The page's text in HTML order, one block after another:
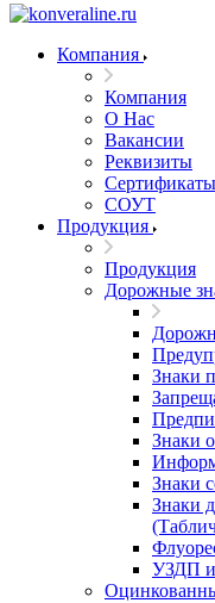
Компания
Компания
О Нас
Вакансии
Реквизиты
Сертификаты
СОУТ
Продукция
Продукция
Дорожные
Знаки
Знаки
Знаки
Знаки
УЗДП и